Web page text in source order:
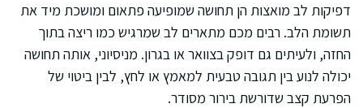
דפיקות לב מואצות הן תחושה שמופיעה פתאום ומושכת מיד את
תשומת הלב. רבים מכם מתארים לב שמרגיש כמו ריצה בתוך
החזה, ולעיתים גם דופק בצוואר או בגרון. מניסיוני, אותה תחושה
יכולה לנוע בין תגובה טבעית למאמץ או לחץ, לבין ביטוי של
הפרעת קצב שדורשת בירור מסודר.